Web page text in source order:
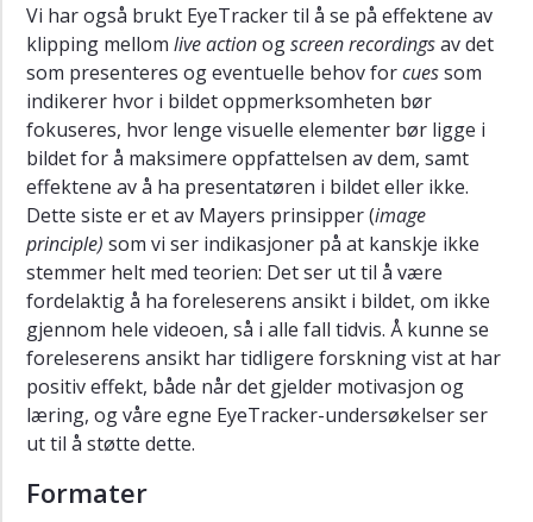
Vi har også brukt EyeTracker til å se på effektene av
klipping mellom live actionogscreen recordingsav det
som presenteres og eventuelle behov forcuessom
indikerer hvor i bildet oppmerksomheten bør
fokuseres, hvor lenge visuelle elementer bør ligge i
bildet for å maksimere oppfattelsen av dem, samt
effektene av å ha presentatøren i bildet eller ikke.
Dette siste er et av Mayers prinsipper (image
principle) som vi ser indikasjoner på at kanskje ikke
stemmer helt med teorien: Det ser ut til å være
fordelaktig å ha foreleserens ansikt i bildet, om ikke
gjennom hele videoen, så i alle fall tidvis. Å kunne se
foreleserens ansikt har tidligere forskning vist at har
positiv effekt, både når det gjelder motivasjon og
læring, og våre egne EyeTracker-undersøkelser ser
ut til å støtte dette.
Formater